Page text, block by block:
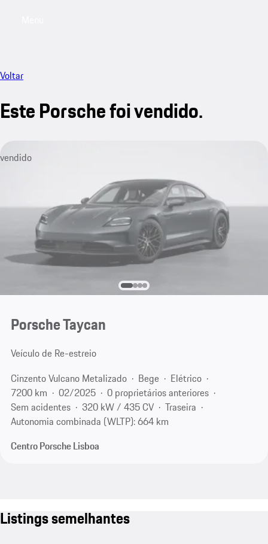
Voltar
Este Porsche foi vendido.
vendido
Porsche Taycan
Veículo de Re-estreio
Cinzento Vulcano Metalizado
Bege
Elétrico
7200 km
02/2025
0 proprietários anteriores
Sem acidentes
320 kW / 435 CV
Traseira
Autonomia combinada (WLTP): 664 km
Centro Porsche Lisboa
Listings semelhantes